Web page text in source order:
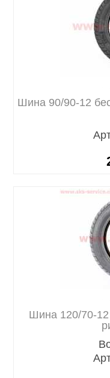
Шина 90/90-12
Шина 120/70-